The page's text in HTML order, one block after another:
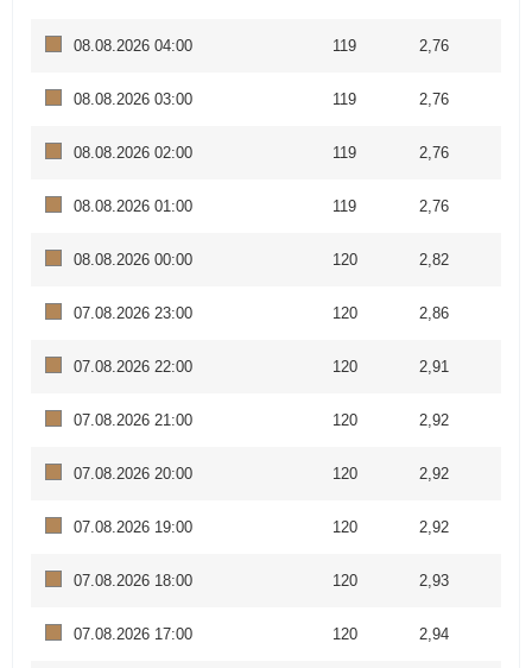
08.08.2026 04:00 119 2,76
08.08.2026 03:00 119 2,76
08.08.2026 02:00 119 2,76
08.08.2026 01:00 119 2,76
08.08.2026 00:00 120 2,82
07.08.2026 23:00 120 2,86
07.08.2026 22:00 120 2,91
07.08.2026 21:00 120 2,92
07.08.2026 20:00 120 2,92
07.08.2026 19:00 120 2,92
07.08.2026 18:00 120 2,93
07.08.2026 17:00 120 2,94